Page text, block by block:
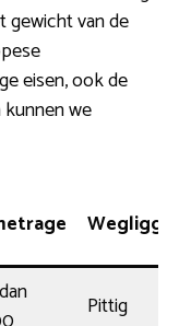
gewicht van de
eisen, ook de
we
Wegligging
Pittig